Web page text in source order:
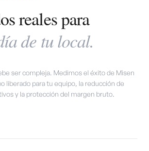
reales para
de tu local.
ser compleja. Medimos el éxito de Misen
liberado para tu equipo, la reducción de
y la protección del margen bruto.